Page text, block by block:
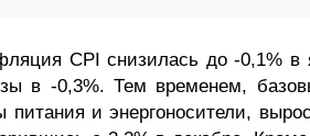
CPI снизилась до -0,1% в
в -0,3%. Тем временем,
питания и энергоносители,